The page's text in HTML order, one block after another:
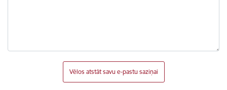
Vēlos atstāt savu e-pastu saziņai